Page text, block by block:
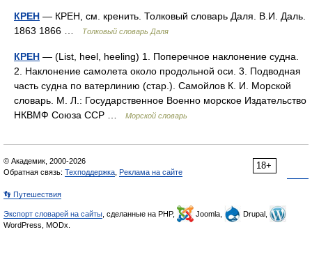
КРЕН — КРЕН, см. кренить. Толковый словарь Даля. В.И. Даль.
1863 1866 …
Толковый словарь Даля
КРЕН — (List, heel, heeling) 1. Поперечное наклонение судна.
2. Наклонение самолета около продольной оси. 3. Подводная
часть судна по ватерлинию (стар.). Самойлов К. И. Морской
словарь. М. Л.: Государственное Военно морское Издательство
НКВМФ Союза ССР …
Морской словарь
18+
© Академик, 2000-2026
Обратная связь: Техподдержка Реклама на сайте
👣 Путешествия
Экспорт словарей на сайты , сделанные на PHP, Joomla,
Drupal,
WordPress, MODx.